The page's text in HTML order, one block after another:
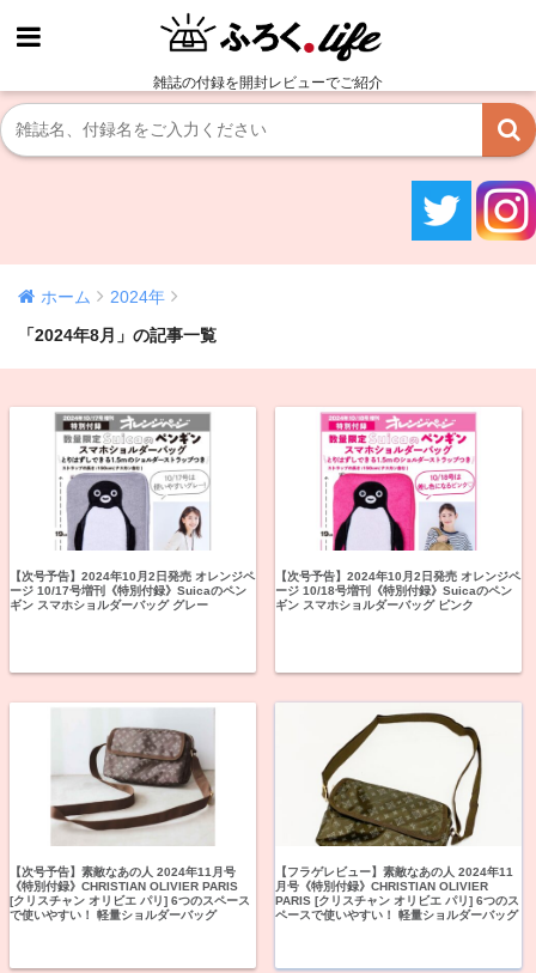
雑誌の付録を開封レビューでご紹介
ホーム
2024年
「2024年8月」の記事一覧
【次号予告】2024年10月2日発売 オレンジペ
ージ 10/17号増刊《特別付録》Suicaのペン
ギン スマホショルダーバッグ グレー
【次号予告】2024年10月2日発売 オレンジペ
ージ 10/18号増刊《特別付録》Suicaのペン
ギン スマホショルダーバッグ ピンク
【次号予告】素敵なあの人 2024年11月号
《特別付録》CHRISTIAN OLIVIER PARIS
[クリスチャン オリビエ パリ] 6つのスペース
で使いやすい！ 軽量ショルダーバッグ
【フラゲレビュー】素敵なあの人 2024年11
月号《特別付録》CHRISTIAN OLIVIER
PARIS [クリスチャン オリビエ パリ] 6つのス
ペースで使いやすい！ 軽量ショルダーバッグ